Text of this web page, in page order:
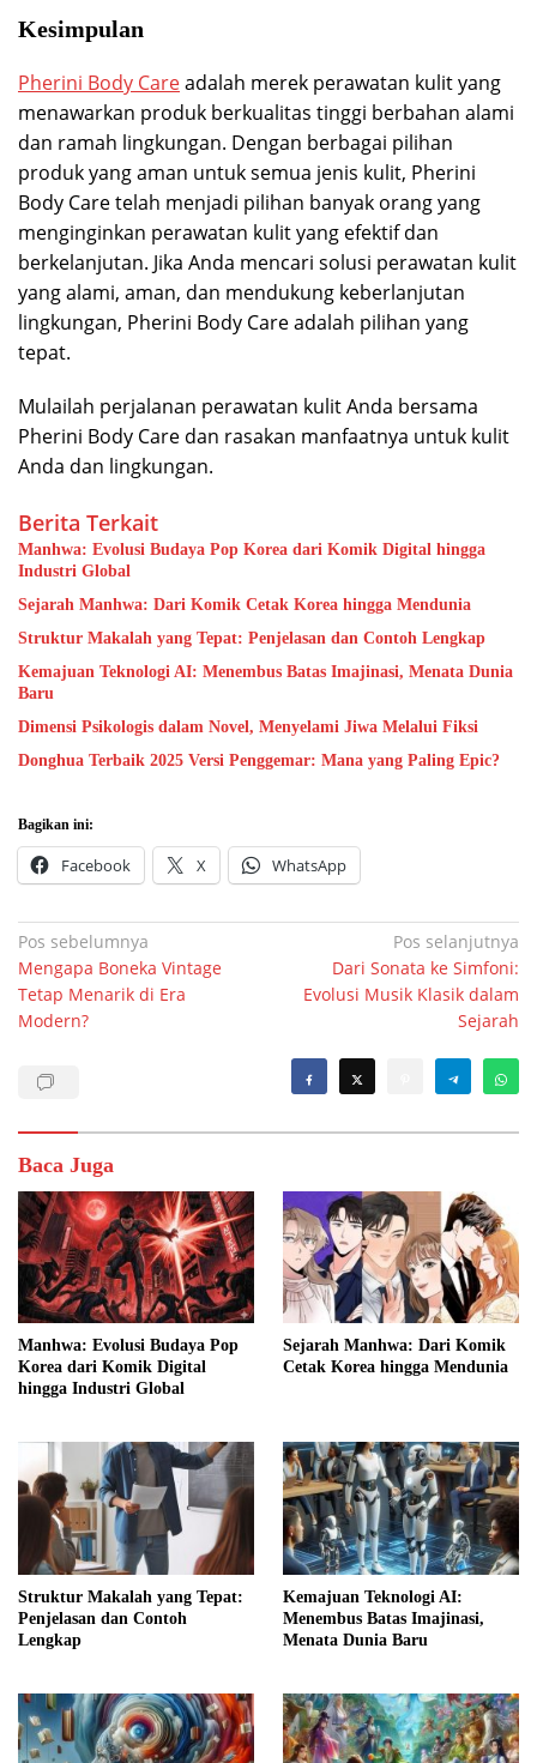
Kesimpulan
Pherini Body Careadalah merek perawatan kulit yang
menawarkan produk berkualitas tinggi berbahan alami
dan ramah lingkungan. Dengan berbagai pilihan
produk yang aman untuk semua jenis kulit, Pherini
Body Care telah menjadi pilihan banyak orang yang
menginginkan perawatan kulit yang efektif dan
berkelanjutan. Jika Anda mencari solusi perawatan kulit
yang alami, aman, dan mendukung keberlanjutan
lingkungan, Pherini Body Care adalah pilihan yang
tepat.
Mulailah perjalanan perawatan kulit Anda bersama
Pherini Body Care dan rasakan manfaatnya untuk kulit
Anda dan lingkungan.
Berita Terkait
Manhwa: Evolusi Budaya Pop Korea dari Komik Digital hingga
Industri Global
Sejarah Manhwa: Dari Komik Cetak Korea hingga Mendunia
Struktur Makalah yang Tepat: Penjelasan dan Contoh Lengkap
Kemajuan Teknologi AI: Menembus Batas Imajinasi, Menata Dunia
Baru
Dimensi Psikologis dalam Novel, Menyelami Jiwa Melalui Fiksi
Donghua Terbaik 2025 Versi Penggemar: Mana yang Paling Epic?
Bagikan ini:
Facebook X WhatsApp
Navigasi
pos
Pos sebelumnya
Mengapa Boneka Vintage
Tetap Menarik di Era
Modern?
Pos selanjutnya
Dari Sonata ke Simfoni:
Evolusi Musik Klasik dalam
Sejarah
Baca Juga
Manhwa: Evolusi Budaya Pop
Korea dari Komik Digital
hingga Industri Global
Sejarah Manhwa: Dari Komik
Cetak Korea hingga Mendunia
Struktur Makalah yang Tepat:
Penjelasan dan Contoh
Lengkap
Kemajuan Teknologi AI:
Menembus Batas Imajinasi,
Menata Dunia Baru